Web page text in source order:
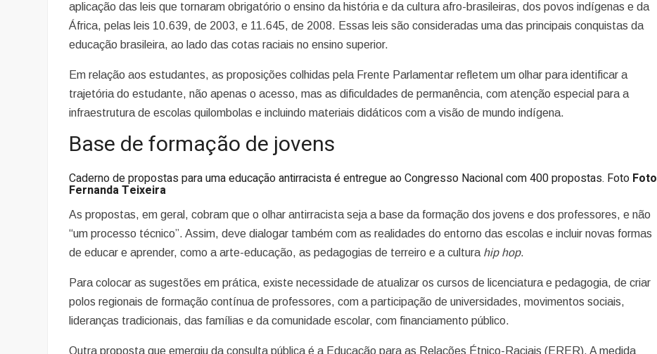
aplicação das leis que tornaram obrigatório o ensino da história e da cultura afro-brasileiras, dos povos indígenas e da
África, pelas leis 10.639, de 2003, e 11.645, de 2008. Essas leis são consideradas uma das principais conquistas da
educação brasileira, ao lado das cotas raciais no ensino superior.
Em relação aos estudantes, as proposições colhidas pela Frente Parlamentar refletem um olhar para identificar a
trajetória do estudante, não apenas o acesso, mas as dificuldades de permanência, com atenção especial para a
infraestrutura de escolas quilombolas e incluindo materiais didáticos com a visão de mundo indígena.
Base de formação de jovens
Caderno de propostas para uma educação antirracista é entregue ao Congresso Nacional com 400 propostas. Foto Foto
Fernanda Teixeira
As propostas, em geral, cobram que o olhar antirracista seja a base da formação dos jovens e dos professores, e não
“um processo técnico”. Assim, deve dialogar também com as realidades do entorno das escolas e incluir novas formas
de educar e aprender, como a arte-educação, as pedagogias de terreiro e a cultura hip hop.
Para colocar as sugestões em prática, existe necessidade de atualizar os cursos de licenciatura e pedagogia, de criar
polos regionais de formação contínua de professores, com a participação de universidades, movimentos sociais,
lideranças tradicionais, das famílias e da comunidade escolar, com financiamento público.
Outra proposta que emergiu da consulta pública é a Educação para as Relações Étnico-Raciais (ERER). A medida